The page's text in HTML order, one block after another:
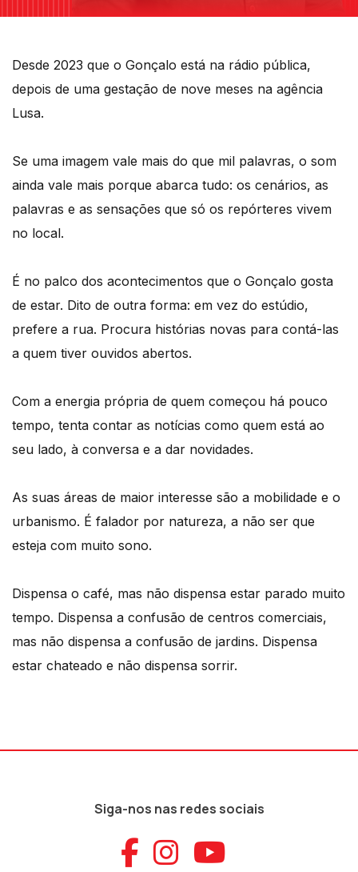
Desde 2023 que o Gonçalo está na rádio pública,
depois de uma gestação de nove meses na agência
Lusa.
Se uma imagem vale mais do que mil palavras, o som
ainda vale mais porque abarca tudo: os cenários, as
palavras e as sensações que só os repórteres vivem
no local.
É no palco dos acontecimentos que o Gonçalo gosta
de estar. Dito de outra forma: em vez do estúdio,
prefere a rua. Procura histórias novas para contá-las
a quem tiver ouvidos abertos.
Com a energia própria de quem começou há pouco
tempo, tenta contar as notícias como quem está ao
seu lado, à conversa e a dar novidades.
As suas áreas de maior interesse são a mobilidade e o
urbanismo. É falador por natureza, a não ser que
esteja com muito sono.
Dispensa o café, mas não dispensa estar parado muito
tempo. Dispensa a confusão de centros comerciais,
mas não dispensa a confusão de jardins. Dispensa
estar chateado e não dispensa sorrir.
Siga-nos nas redes sociais
Aceder ao
Aceder ao
Aceder